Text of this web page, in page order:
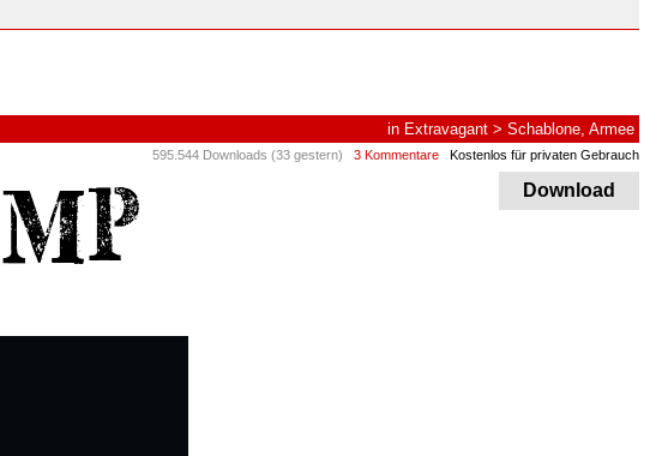
in Extravagant > Schablone, Armee
595.544 Downloads (33 gestern) 3 Kommentare Kostenlos für privaten Gebrauch
Download